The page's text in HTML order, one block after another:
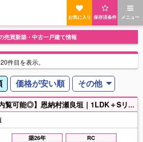
メニュー
保存済条件
お気に入り
売買新築・中古一戸建て情報
件目を表示。
価格が安い順 その他
【オーシャンビュー🌊×内覧可能◎】恩納村瀬良垣｜1LDK＋Sリゾート戸建 人気のリゾート地・恩納村瀬良垣に、オーシャンビュー🌊の中古戸建が登場！🌟開放感あるワンフロアリビングが魅力で、海を感じながらゆったりとした時間を過ごせる住まいです💁‍♀️💫間取りは使い勝手の良い1LDK＋S！広々としたデッキスペースでは、サンセット🌅を眺めながら贅沢なひとときを楽しめます🌈🥰 セカンドハウスとしてはもちろん、沖縄移住🏠🌴やリゾートライフ🏖️🌺を求める方にもおすすめ🙆‍♀️🎶現在内覧可能💫ですので、ぜひ現地でこの開放感と眺望をご体感ください！資金計画やご購入のご相談もお気軽にお問い合わせください♪♪
築26年 RC